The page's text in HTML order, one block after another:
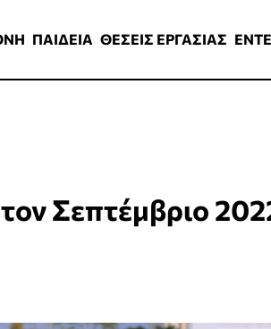
ΠΑΙΔΕΙΑ ΘΕΣΕΙΣ ΕΡΓΑΣΙΑΣ
Σεπτέμβριο